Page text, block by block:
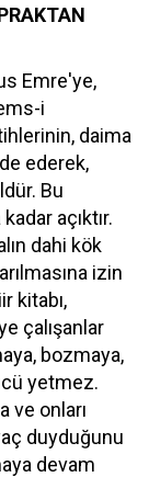
Emre'ye,
i
daima
ederek,
Bu
açıktır.
dahi kök
izin
kitabı,
çalışanlar
bozmaya,
yetmez.
ve onları
duyduğunu
devam